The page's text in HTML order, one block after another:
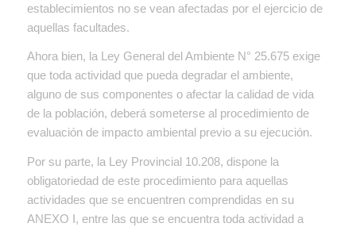
establecimientos no se vean afectadas por el ejercicio de
aquellas facultades.
Ahora bien, la Ley General del Ambiente N° 25.675 exige
que toda actividad que pueda degradar el ambiente,
alguno de sus componentes o afectar la calidad de vida
de la población, deberá someterse al procedimiento de
evaluación de impacto ambiental previo a su ejecución.
Por su parte, la Ley Provincial 10.208, dispone la
obligatoriedad de este procedimiento para aquellas
actividades que se encuentren comprendidas en su
ANEXO I, entre las que se encuentra toda actividad a